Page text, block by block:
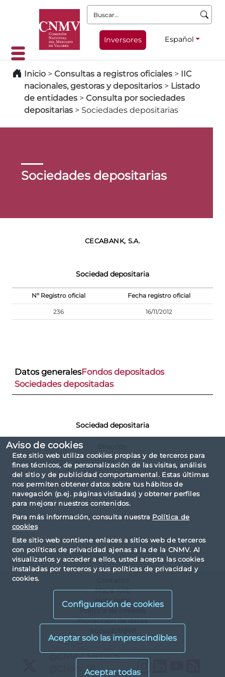
Aviso de cookies
Este sitio web utiliza cookies propias y de terceros para
fines técnicos, de personalización de las visitas, análisis
del sitio y de publicidad comportamental. Estas últimas
nos permiten obtener datos sobre tus hábitos de
navegación (p.ej. páginas visitadas) y obtener perfiles
para mejorar nuestros contenidos.
Para más información, consulta nuestra Política de
cookies
Este sitio web contiene enlaces a sitios web de terceros
con políticas de privacidad ajenas a la de la CNMV. Al
visualizarlos y acceder a ellos, usted acepta las cookies
instaladas por terceros y sus políticas de privacidad y
cookies.
Configuración de cookies
Buscar:
Inversores Español
Inicio > Consultas a registros oficiales > IIC
nacionales, gestoras y depositarios > Listado
de entidades > Consulta por sociedades
depositarias > Sociedades depositarias
Sociedades depositarias
CECABANK, S.A.
Sociedad depositaria
Nº Registro oficial Fecha registro oficial
236 16/11/2012
Datos generalesFondos depositados
Sociedades depositadas
Sociedad depositaria
CL. ALCALA N.27 - 28014 MADRID
Mapa web
Nota legal
Política de cookies
Protección de datos
X@CNMV_MEDIOS
@CNMV_IP